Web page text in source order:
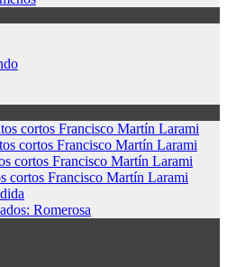
cortos Francisco Martín Larami
cortos Francisco Martín Larami
cortos Francisco Martín Larami
cortos Francisco Martín Larami
Romerosa